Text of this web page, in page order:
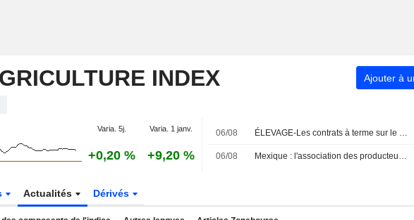
INDEX Ajouter à
Varia. 5j. Varia. 1 janv.
+0,20 % +9,20 %
06/08 ÉLEVAGE-Les contrats à terme sur le bétail à Chicago reculent dans le sillage de Wall Street
06/08 Mexique : l'association des producteurs d'avocats estime que l'arrêt des inspections américaines ne devrait pas perturber l'offre
Actualités Dérivés